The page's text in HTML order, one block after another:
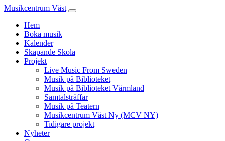
Musikcentrum Väst
Hem
Boka musik
Kalender
Skapande Skola
Projekt
Live Music From Sweden
Musik på Biblioteket
Musik på Biblioteket Värmland
Samtalsträffar
Musik på Teatern
Musikcentrum Väst Ny (MCV NY)
Tidigare projekt
Nyheter